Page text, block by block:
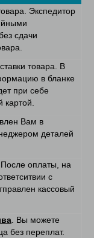
Экспедитор
сдачи
товара. В
в бланке
при себе
Вам в
деталей
оплаты, на
с
кассовый
. Вы можете
без переплат.